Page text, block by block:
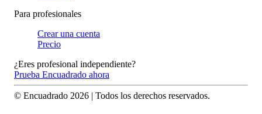
Para profesionales
Crear una cuenta
Precio
¿Eres profesional independiente?
Prueba Encuadrado ahora
© Encuadrado 2026 | Todos los derechos reservados.